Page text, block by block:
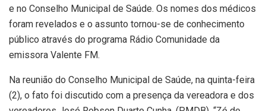
e no Conselho Municipal de Saúde. Os nomes dos médicos
foram revelados e o assunto tornou-se de conhecimento
público através do programa Rádio Comunidade da
emissora Valente FM.
Na reunião do Conselho Municipal de Saúde, na quinta-feira
(2), o fato foi discutido com a presença da vereadora e dos